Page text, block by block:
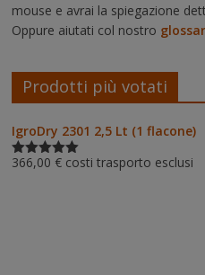
mouse e avrai la spiegazione
Oppure aiutati col nostro
Prodotti più votati
IgroDry 2301 2,5 Lt (1 flacone)
Valutato
366,00 € costi trasporto esclusi